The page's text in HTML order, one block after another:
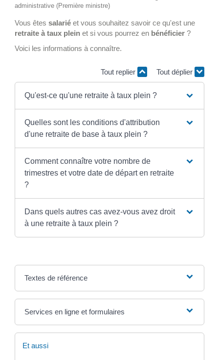
administrative (Première ministre)
Vous êtes salarié et vous souhaitez savoir ce qu'est une
retraite à taux plein et si vous pourrez en bénéficier ?
Voici les informations à connaître.
Tout replier Tout déplier
Qu'est-ce qu'une retraite à taux plein ?
Quelles sont les conditions d'attribution
d'une retraite de base à taux plein ?
Comment connaître votre nombre de
trimestres et votre date de départ en retraite
?
Dans quels autres cas avez-vous avez droit
à une retraite à taux plein ?
Textes de référence
Services en ligne et formulaires
Et aussi